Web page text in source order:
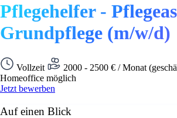
Pflegehelfer -
Grundpflege (m/w/d)
Vollzeit 2000 - 2500 € / Monat
Homeoffice möglich
Jetzt bewerben
Auf einen Blick